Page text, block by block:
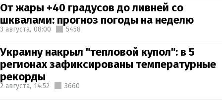
От жары +40 градусов до ливней со
шквалами: прогноз погоды на неделю
3 августа, 08:00 5458
Украину накрыл "тепловой купол": в 5
регионах зафиксированы температурные
рекорды
2 августа, 14:52 3660